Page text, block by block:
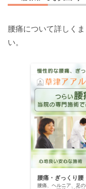
腰痛について詳しく
い。
腰痛・ぎっくり腰
腰痛、ヘルニア、足